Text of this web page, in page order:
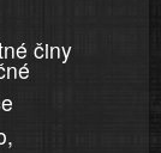
činy